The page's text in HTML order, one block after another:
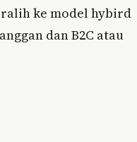
ke model hybird
dan B2C atau